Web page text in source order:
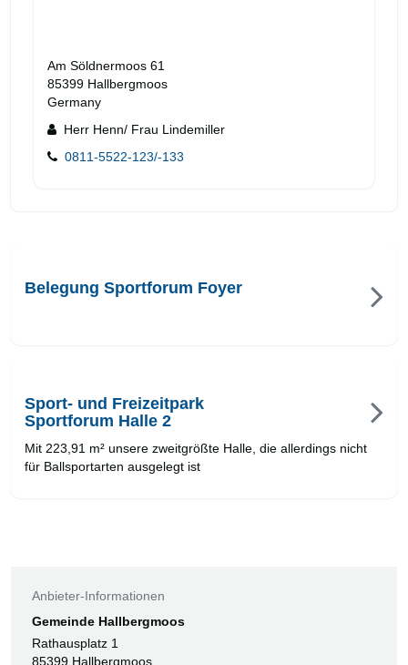
Am Söldnermoos 61
85399 Hallbergmoos
Germany
Herr Henn/ Frau Lindemiller
0811-5522-123/-133
Belegung Sportforum Foyer
Sport- und Freizeitpark
Sportforum Halle 2
Mit 223,91 m² unsere zweitgrößte Halle, die allerdings nicht
für Ballsportarten ausgelegt ist
Anbieter-Informationen
Gemeinde Hallbergmoos
Rathausplatz 1
85399 Hallbergmoos